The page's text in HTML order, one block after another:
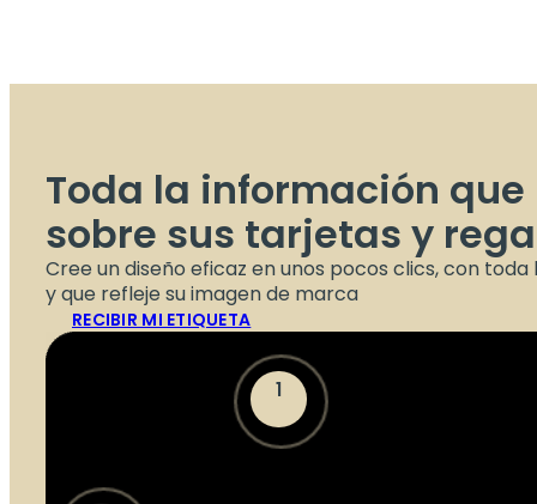
Toda la información
sobre sus tarjetas y
Cree un diseño eficaz en unos pocos clics, con
y que refleje su imagen de marca
RECIBIR MI ETIQUETA
1